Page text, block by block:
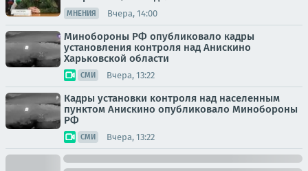
МНЕНИЯ Вчера, 14:00
Минобороны РФ опубликовало кадры
установления контроля над Анискино
Харьковской области
СМИ Вчера, 13:22
Кадры установки контроля над населенным
пунктом Анискино опубликовало Минобороны
РФ
СМИ Вчера, 13:22